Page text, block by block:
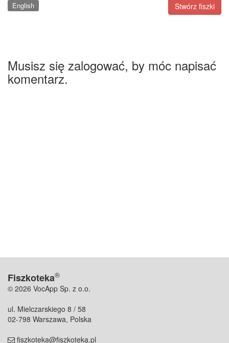
Stwórz fiszki
English
Musisz się zalogować, by móc napisać
komentarz.
Fiszkoteka®
© 2026 VocApp Sp. z o.o.
ul. Mielczarskiego 8 / 58
02-798 Warszawa, Polska
fiszkoteka@fiszkoteka.pl